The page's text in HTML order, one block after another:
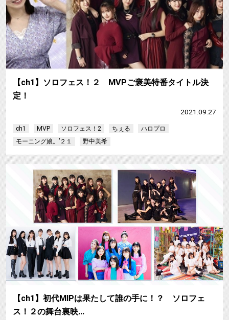
【ch1】ソロフェス！２ MVPご褒美特番タイトル決
定！
2021.09.27
ch1 MVP ソロフェス！2 ちぇる
ハロプロ
モーニング娘。’２１
野中美希
【ch1】初代MIPは果たして誰の手に！？ ソロフェ
ス！２の舞台裏映…